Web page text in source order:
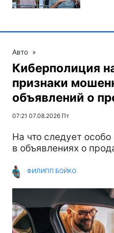
Авто »
Киберполиция
признаки
объявлений о
07:21 07.08.2026 Пт
На что следует
в объявлениях о
ФИЛИПП БОЙКО